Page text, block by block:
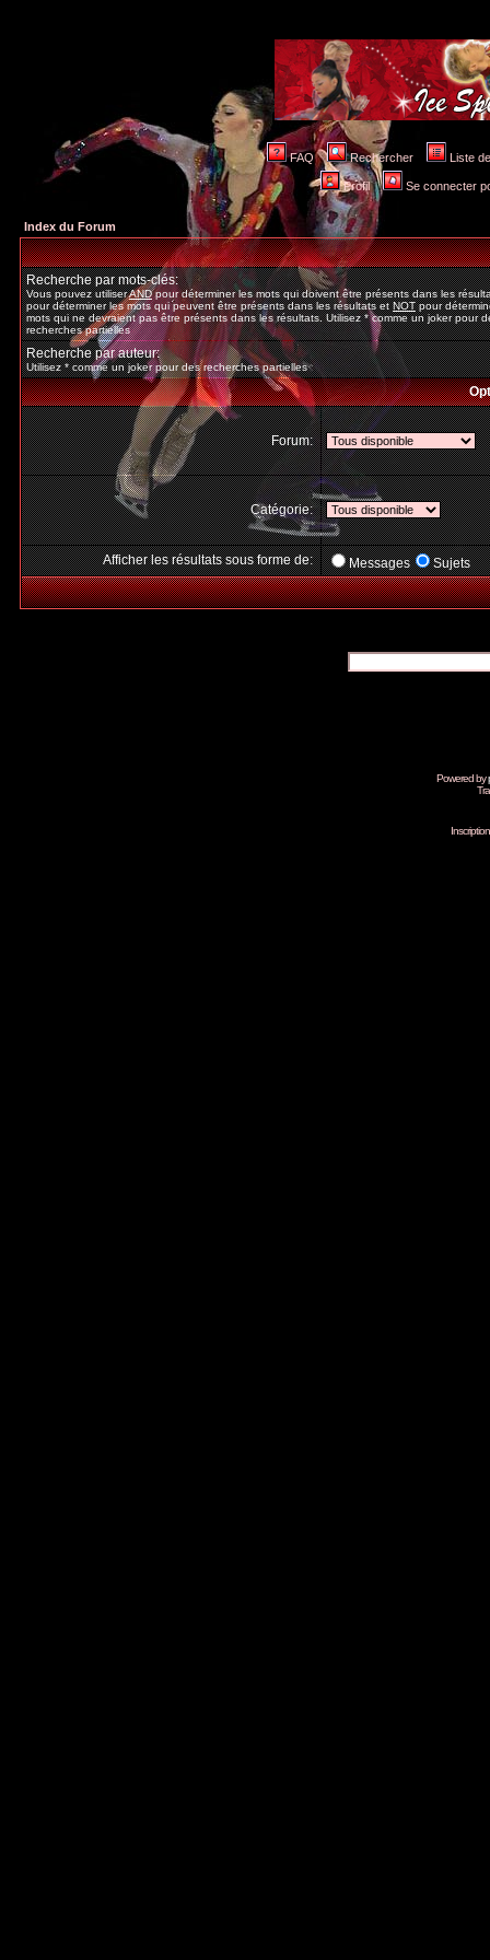
FAQ Rechercher Liste
Profil Se connecter
Index du Forum
Recherche par mots-clés:
Vous pouvez utiliserANDpour déterminer les mots qui doivent être présents dans les
pour déterminer les mots qui peuvent être présents dans les résultats etNOTpour
mots qui ne devraient pas être présents dans les résultats. Utilisez * comme un joker pour
recherches partielles
Recherche par auteur:
Utilisez * comme un joker pour des recherches partielles
Forum:
Catégorie:
Afficher les résultats sous forme de: Messages Sujets
Powered by